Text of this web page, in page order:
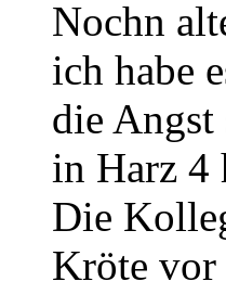
Nochn
ich habe
die Angst
in Harz 4
Die
Kröte vor